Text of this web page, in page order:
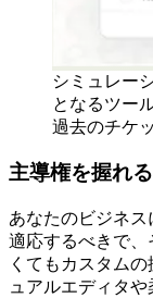
シミュレー
となるツー
過去のチケ
主導権を握れ
あなたのビジネ
適応するべきで
くてもカスタム
ュアルエディタ